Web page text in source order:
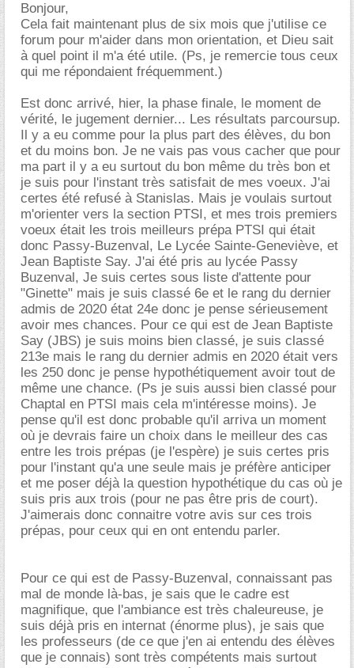
Bonjour,
Cela fait maintenant plus de six mois que j'utilise ce
forum pour m'aider dans mon orientation, et Dieu sait
à quel point il m'a été utile. (Ps, je remercie tous ceux
qui me répondaient fréquemment.)
Est donc arrivé, hier, la phase finale, le moment de
vérité, le jugement dernier... Les résultats parcoursup.
Il y a eu comme pour la plus part des élèves, du bon
et du moins bon. Je ne vais pas vous cacher que pour
ma part il y a eu surtout du bon même du très bon et
je suis pour l'instant très satisfait de mes voeux. J'ai
certes été refusé à Stanislas. Mais je voulais surtout
m'orienter vers la section PTSI, et mes trois premiers
voeux était les trois meilleurs prépa PTSI qui était
donc Passy-Buzenval, Le Lycée Sainte-Geneviève, et
Jean Baptiste Say. J'ai été pris au lycée Passy
Buzenval, Je suis certes sous liste d'attente pour
"Ginette" mais je suis classé 6e et le rang du dernier
admis de 2020 état 24e donc je pense sérieusement
avoir mes chances. Pour ce qui est de Jean Baptiste
Say (JBS) je suis moins bien classé, je suis classé
213e mais le rang du dernier admis en 2020 était vers
les 250 donc je pense hypothétiquement avoir tout de
même une chance. (Ps je suis aussi bien classé pour
Chaptal en PTSI mais cela m'intéresse moins). Je
pense qu'il est donc probable qu'il arriva un moment
où je devrais faire un choix dans le meilleur des cas
entre les trois prépas (je l'espère) je suis certes pris
pour l'instant qu'a une seule mais je préfère anticiper
et me poser déjà la question hypothétique du cas où je
suis pris aux trois (pour ne pas être pris de court).
J'aimerais donc connaitre votre avis sur ces trois
prépas, pour ceux qui en ont entendu parler.
Pour ce qui est de Passy-Buzenval, connaissant pas
mal de monde là-bas, je sais que le cadre est
magnifique, que l'ambiance est très chaleureuse, je
suis déjà pris en internat (énorme plus), je sais que
les professeurs (de ce que j'en ai entendu des élèves
que je connais) sont très compétents mais surtout